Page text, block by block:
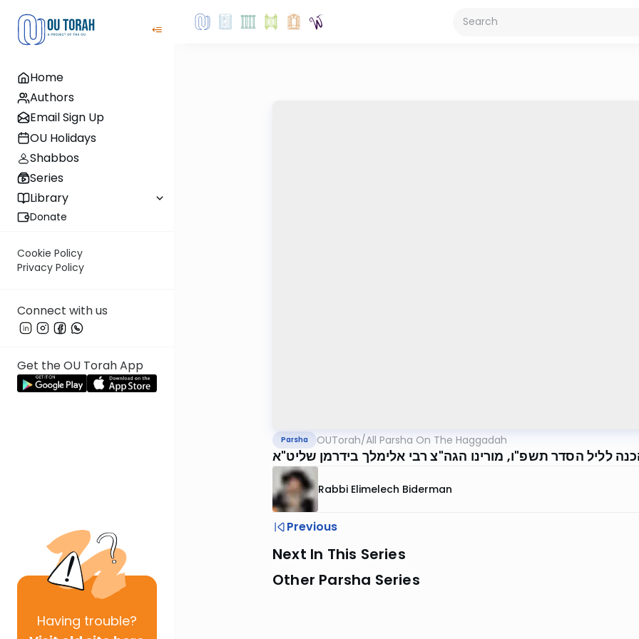
Home
Authors
Email Sign Up
OU Holidays
Shabbos
Series
Library
Donate
Cookie Policy
Privacy Policy
Connect with us
Get the OU Torah App
Having trouble?
Parsha OUTorah/All Parsha On The Haggadah
לליל הסדר תשפ"ו, מורינו הגה"צ רבי אלימלך בידרמן שליט"א
Rabbi Elimelech Biderman
Previous
Next In This Series
Other Parsha Series